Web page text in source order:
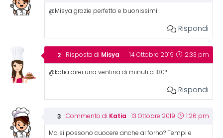
@Misya grazie perfetto e buonissimi
Rispondi
Risposta di Misya 14 Ottobre 2019 2:33 pm
@katia direi una ventina di minuti a 180°
Rispondi
Commento di Katia 13 Ottobre 2019 1:26 pm
Ma si possono cuocere anche al forno? Tempi e